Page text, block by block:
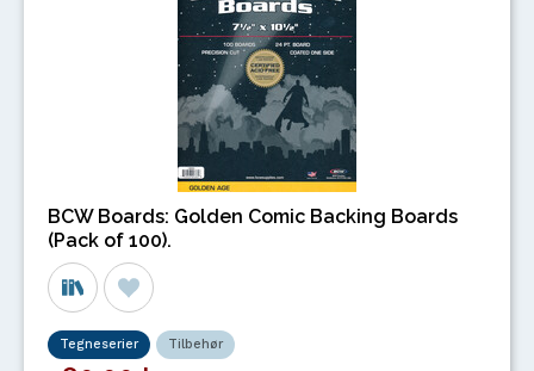
BCW Boards: Golden Comic Backing Boards
(Pack of 100).
Tegneserier Tilbehør